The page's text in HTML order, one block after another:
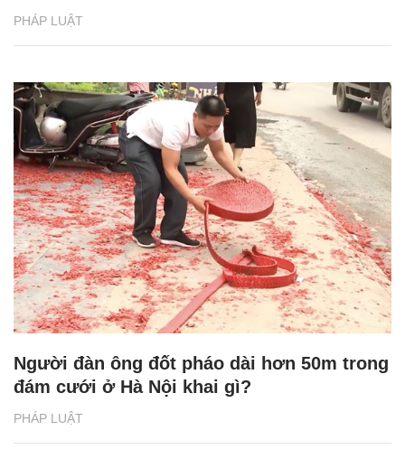
PHÁP LUẬT
PHÁP LUẬT
Người đàn ông đốt pháo dài hơn 50m trong
đám cưới ở Hà Nội khai gì?